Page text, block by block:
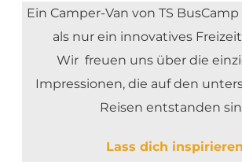
Ein Camper-Van von TS
als nur ein innovatives
Wir freuen uns über die
Impressionen, die auf den
Reisen entstanden
Lass dich